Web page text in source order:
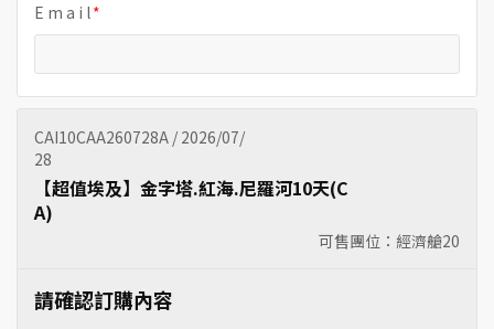
E m a i l
CAI10CAA260728A / 2026/07/
28
可售團位：經濟艙20
【超值埃及】金字塔.紅海.尼羅河10天(C
A)
請確認訂購內容